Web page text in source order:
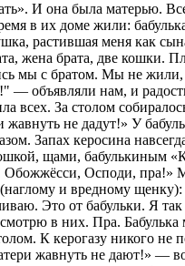
И она была матерью.
в их доме жили:
растившaя меня как
жена брата, две кошки.
мы с братом. Мы не
— объявляли нам, и
всех. За столом
не дадут!» У
Запах керосина
щами, бабулькиным
Обoжжёсси, Оспoди, пра!»
и вредному
Это от бабульки. Я
смотрю в них. Прa. Бабулька
К керогазу никого не
жавнуть не дают!» —